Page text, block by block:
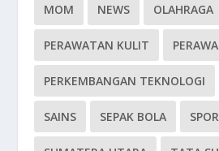
MOM NEWS OLAHRAGA
PERAWATAN KULIT
PERKEMBANGAN TEKNOLOGI
SAINS SEPAK BOLA